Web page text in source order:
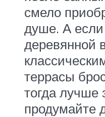
смело
душе. А если
деревянной
террасы
тогда лучше
продумайте